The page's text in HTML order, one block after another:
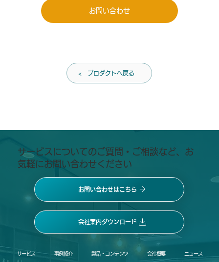
お問い合わせ
< プロダクトへ戻る
​サービスについてのご質問・ご相談など、お
気軽にお問い合わせください
会社案内ダウンロード
お問い合わせはこちら
サービス 事例紹介 製品・コンテンツ 会社概要 ニュース